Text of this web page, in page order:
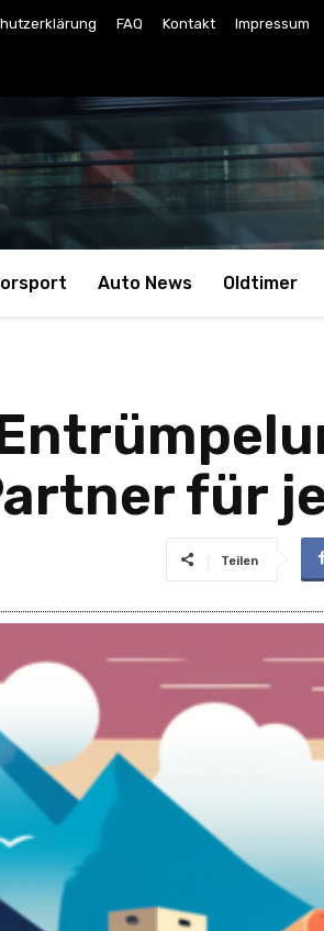
FAQ Kontakt Impressum
Auto News Oldtimer
für
Teilen